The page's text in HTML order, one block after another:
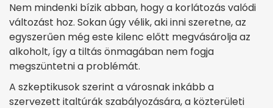
Nem mindenki bízik abban, hogy a korlátozás valódi
változást hoz. Sokan úgy vélik, aki inni szeretne, az
egyszerűen még este kilenc előtt megvásárolja az
alkoholt, így a tiltás önmagában nem fogja
megszüntetni a problémát.
A szkeptikusok szerint a városnak inkább a
szervezett italtúrák szabályozására, a közterületi